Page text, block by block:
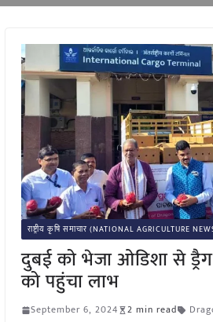
राष्ट्रीय कृषि समाचार (NATIONAL AGRICULTURE
दुबई को भेजा ओडिशा से
को पहुंचा लाभ
September 6, 2024 2 min read